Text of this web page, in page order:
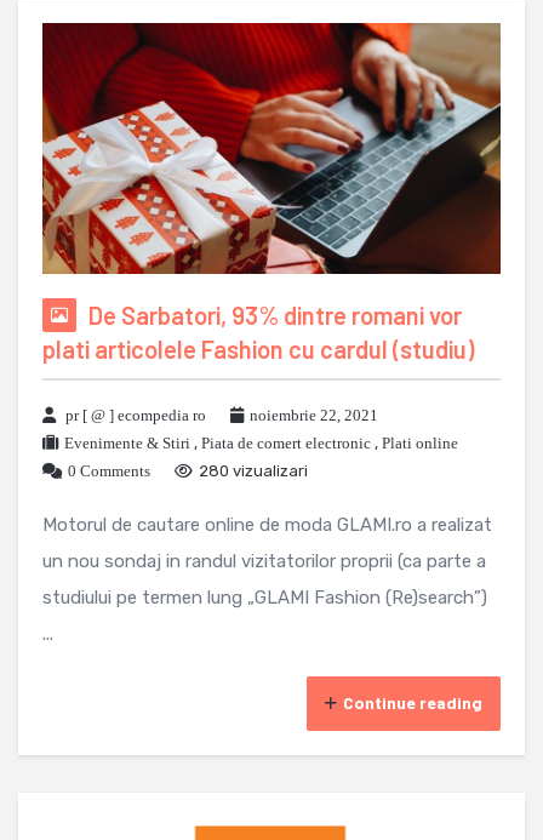
De Sarbatori, 93% dintre romani vor
plati articolele Fashion cu cardul (studiu)
pr [ @ ] ecompedia ro
noiembrie 22, 2021
Evenimente & Stiri , Piata de comert electronic , Plati online
0 Comments
280 vizualizari
Motorul de cautare online de moda GLAMI.ro a realizat
un nou sondaj in randul vizitatorilor proprii (ca parte a
studiului pe termen lung „GLAMI Fashion (Re)search”)
...
Continue reading